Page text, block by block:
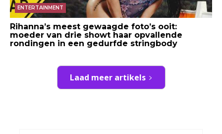
ENTERTAINMENT
Rihanna’s meest gewaagde foto’s ooit:
moeder van drie showt haar opvallende
rondingen in een gedurfde stringbody
Laad meer artikels